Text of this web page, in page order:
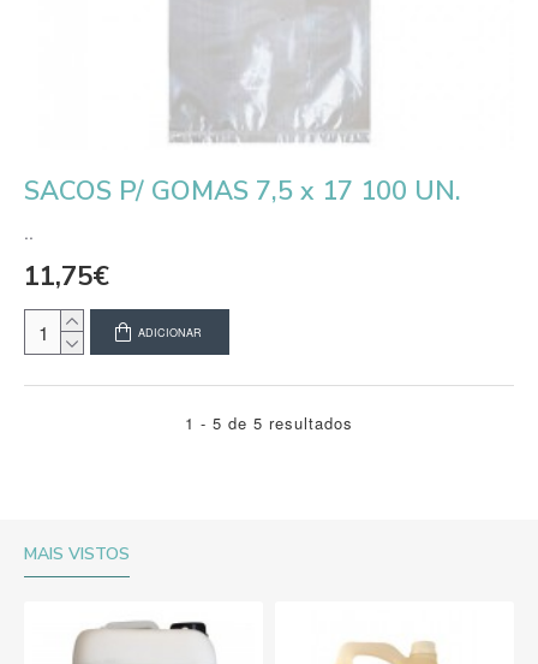
SACOS P/ GOMAS 7,5 x 17 100 UN.
..
11,75€
ADICIONAR
1 - 5 de 5 resultados
MAIS VISTOS